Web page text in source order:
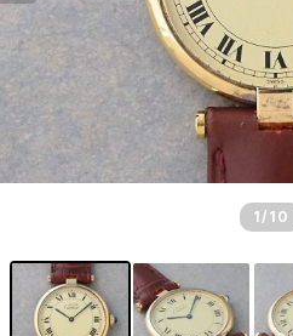
1 /10